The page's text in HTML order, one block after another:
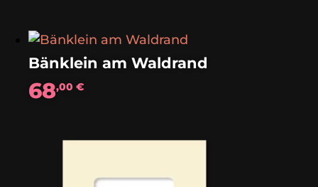
Bänklein am Waldrand
68,00€